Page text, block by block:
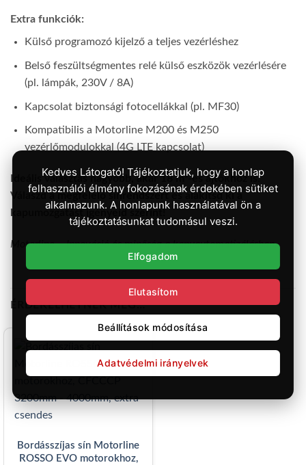
Extra funkciók:
Külső programozó kijelző a teljes vezérléshez
Belső feszültségmentes relé külső eszközök vezérlésére
(pl. lámpák, 230V / 8A)
Kapcsolat biztonsági fotocellákkal (pl. MF30)
Kompatibilis a Motorline M200 és M250
vezérlőmodulokkal (4G LTE kapcsolat)
Ideális választás nagyobb, akár 18 m²-es ajtókhoz is.
Válaszd a megfelelő sínrendszert és alakítsd ki a
kapumozgatást igényeid szerint!
Motorline – Innováció és minőség a kapuautomatizálásban.
ÉRDEKELHETNEK MÉG…
Bordásszíjas sín Motorline
ROSSO EVO motorokhoz,
Kedves Látogató! Tájékoztatjuk, hogy a honlap
felhasználói élmény fokozásának érdekében sütiket
alkalmazunk. A honlapunk használatával ön a
tájékoztatásunkat tudomásul veszi.
Elfogadom
Elutasítom
Beállítások módosítása
Adatvédelmi irányelvek